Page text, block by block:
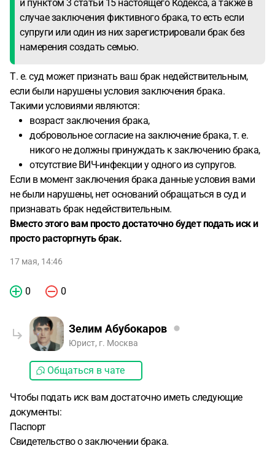
и пунктом 3 статьи 15 настоящего Кодекса, а также в
случае заключения фиктивного брака, то есть если
супруги или один из них зарегистрировали брак без
намерения создать семью.
Т. е. суд может признать ваш брак недействительным,
если были нарушены условия заключения брака.
Такими условиями являются:
возраст заключения брака,
добровольное согласие на заключение брака, т. е.
никого не должны принуждать к заключению брака,
отсутствие ВИЧ-инфекции у одного из супругов.
Если в момент заключения брака данные условия вами
не были нарушены, нет оснований обращаться в суд и
признавать брак недействительным.
Вместо этого вам просто достаточно будет подать иск и
просто расторгнуть брак.
17 мая, 14:46
0 0
Зелим Абубокаров
Юрист, г. Москва
Общаться в чате
Чтобы подать иск вам достаточно иметь следующие
документы:
Паспорт
Свидетельство о заключении брака.